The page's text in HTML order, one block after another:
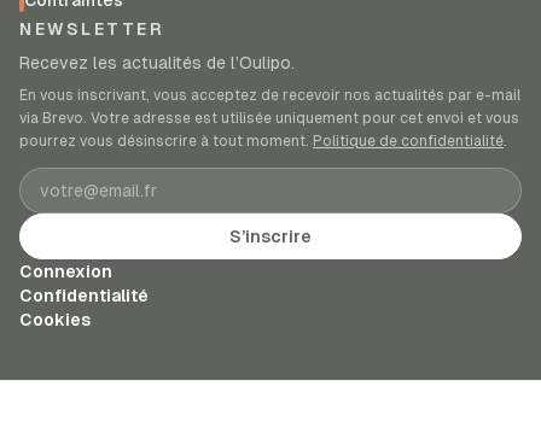
NEWSLETTER
Recevez les actualités de l’Oulipo.
En vous inscrivant, vous acceptez de recevoir nos actualités par e-mail
via Brevo. Votre adresse est utilisée uniquement pour cet envoi et vous
pourrez vous désinscrire à tout moment. Politique de confidentialité.
Adresse e-mail
S’inscrire
Connexion
Confidentialité
Cookies